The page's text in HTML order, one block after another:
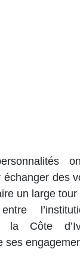
échanger des
un large tour
la Côte
ses